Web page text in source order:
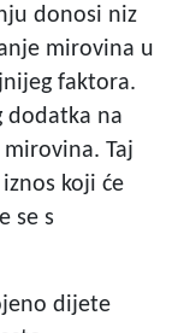
donosi niz
mirovina u
faktora.
dodatka na
Taj
koji će
se s
dijete